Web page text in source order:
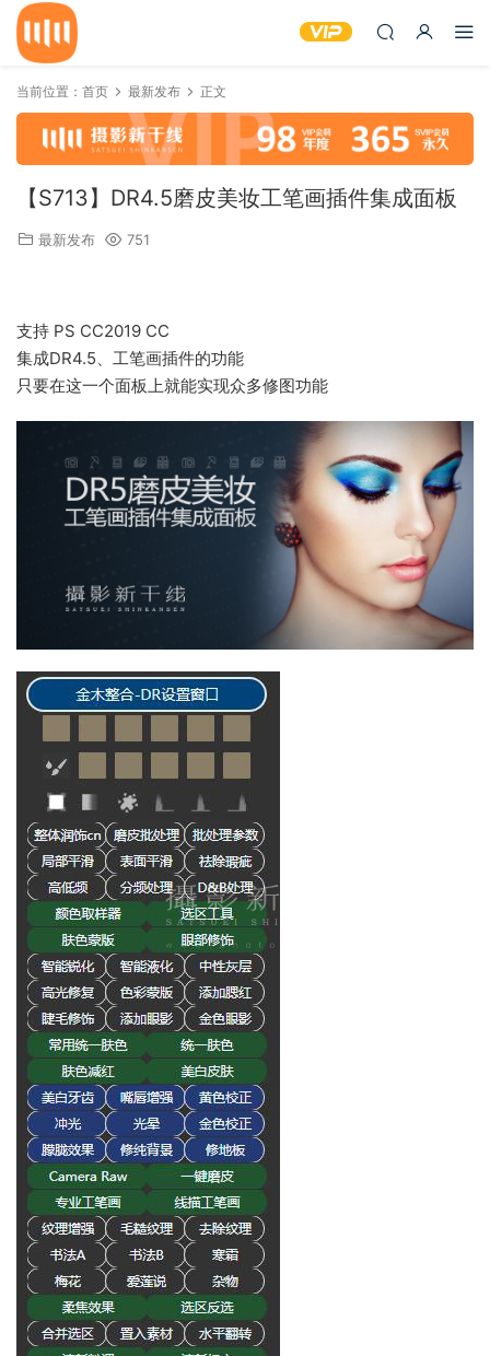
当前位置： 首页 最新发布 正文
【S713】DR4.5磨皮美妆工笔画插件集成面板
最新发布 751
支持 PS CC2019 CC
集成DR4.5、工笔画插件的功能
只要在这一个面板上就能实现众多修图功能